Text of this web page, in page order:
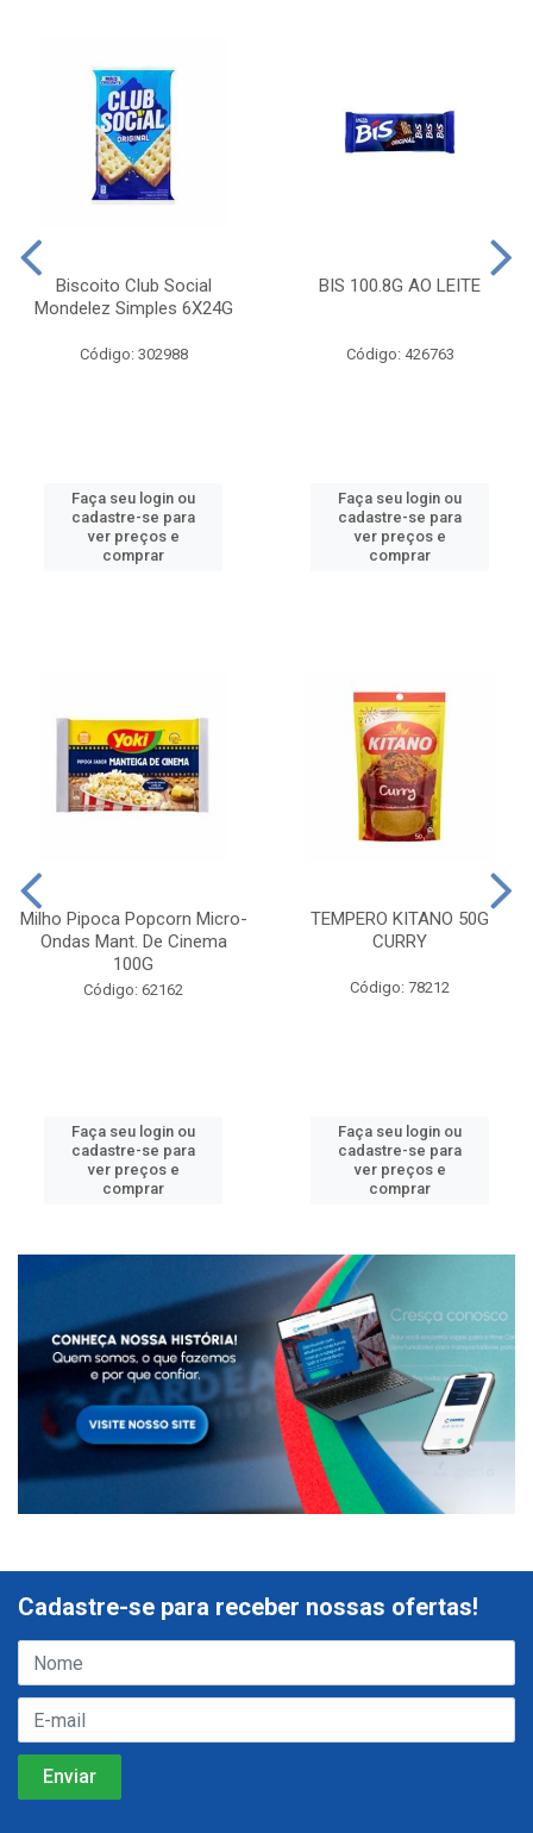
Biscoito Club Social
Mondelez Simples 6X24G
Código: 302988
Faça seu login ou
cadastre-se para
ver preços e
comprar
BIS 100.8G AO LEITE
Código: 426763
Faça seu login ou
cadastre-se para
ver preços e
comprar
Milho Pipoca Popcorn Micro-
Ondas Mant. De Cinema
100G
Código: 62162
Faça seu login ou
cadastre-se para
ver preços e
comprar
TEMPERO KITANO 50G
CURRY
Código: 78212
Faça seu login ou
cadastre-se para
ver preços e
comprar
Cadastre-se para receber nossas ofertas!